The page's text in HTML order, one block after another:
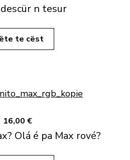
n tesur
te cëst
16,00 €
Olá é pa Max rové?